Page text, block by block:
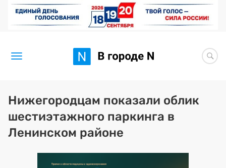
Новости
Статьи
Здоровье
BORЩ
Нижегородцам показали облик
шестиэтажного паркинга в
Ленинском районе